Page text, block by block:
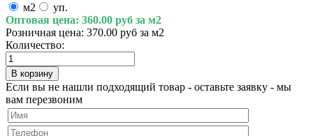
м2
уп.
Оптовая цена: 360.00 руб за м2
Розничная цена: 370.00 руб за м2
Количество:
Если вы не нашли подходящий товар - оставьте заявку - мы
вам перезвоним